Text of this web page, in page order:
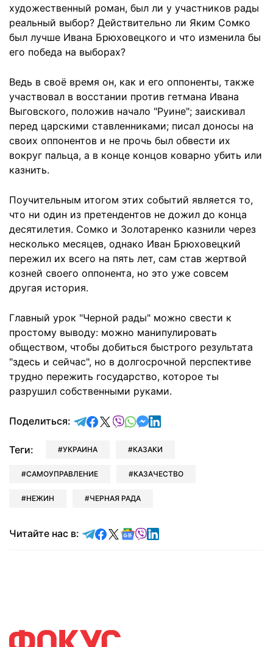
художественный роман, был ли у участников рады
реальный выбор? Действительно ли Яким Сомко
был лучше Ивана Брюховецкого и что изменила бы
его победа на выборах?
Ведь в своё время он, как и его оппоненты, также
участвовал в восстании против гетмана Ивана
Выговского, положив начало "Руине"; заискивал
перед царскими ставленниками; писал доносы на
своих оппонентов и не прочь был обвести их
вокруг пальца, а в конце концов коварно убить или
казнить.
Поучительным итогом этих событий является то,
что ни один из претендентов не дожил до конца
десятилетия. Сомко и Золотаренко казнили через
несколько месяцев, однако Иван Брюховецкий
пережил их всего на пять лет, сам став жертвой
козней своего оппонента, но это уже совсем
другая история.
Главный урок "Черной рады" можно свести к
простому выводу: можно манипулировать
обществом, чтобы добиться быстрого результата
"здесь и сейчас", но в долгосрочной перспективе
трудно пережить государство, которое ты
разрушил собственными руками.
Поделиться: отправить в Telegram
поделиться в Facebook
поделиться в X
отправить в Viber
отправить в Whatsapp
отправить в Messenger
отправить в LinkedIn
Теги: УКРАИНА КАЗАКИ
САМОУПРАВЛЕНИЕ КАЗАЧЕСТВО
НЕЖИН ЧЕРНАЯ РАДА
Читайте нас в: Читайте в Telegram
Читайте в Facebook
Читайте в X
Читайте в Google news
Читайте в Viber
Читайте в LinkedIn